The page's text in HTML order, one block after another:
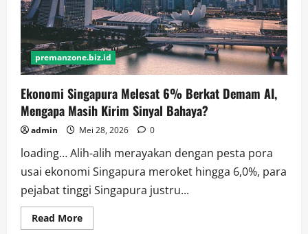
premanzone.biz.id
Ekonomi Singapura Melesat 6% Berkat Demam AI,
Mengapa Masih Kirim Sinyal Bahaya?
admin Mei 28, 2026 0
loading… Alih-alih merayakan dengan pesta pora
usai ekonomi Singapura meroket hingga 6,0%, para
pejabat tinggi Singapura justru...
Read MoreRead
more